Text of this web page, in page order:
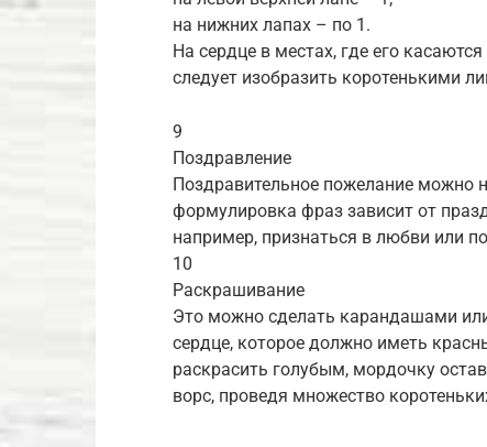
на нижних лапах – по 1.
На сердце в местах, где его
следует изобразить коротенькими
9
Поздравление
Поздравительное пожелание можно
формулировка фраз зависит от
например, признаться в любви или
10
Раскрашивание
Это можно сделать карандашами
сердце, которое должно иметь
раскрасить голубым, мордочку
ворс, проведя множество